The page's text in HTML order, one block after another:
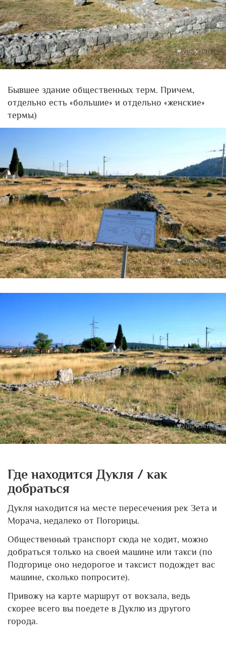
Бывшее здание общественных терм. Причем,
отдельно есть «большие» и отдельно «женские»
термы)
Где находится Дукля / как
добраться
Дукля находится на месте пересечения рек Зета и
Морача, недалеко от Погорицы.
Общественный транспорт сюда не ходит, можно
добраться только на своей машине или такси (по
Подгорице оно недорогое и таксист подождет вас
машине, сколько попросите).
Привожу на карте маршрут от вокзала, ведь
скорее всего вы поедете в Дуклю из другого
города.